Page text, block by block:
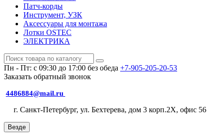
Патч-корды
Инструмент, УЗК
Аксессуары для монтажа
Лотки OSTEC
ЭЛЕКТРИКА
Пн - Пт: с 09:30 до 17:00 без обеда +7-905-205-20-53
Заказать обратный звонок
4486884@mail.ru
г. Санкт-Петербург, ул. Бехтерева, дом 3 корп.2X, офис 56
Везде